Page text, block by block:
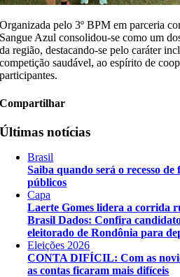
Organizada pelo 3º BPM em parceria
Sangue Azul consolidou-se como um
da região, destacando-se pelo caráter
competição saudável, ao espírito de
participantes.
Compartilhar
Últimas notícias
Brasil
Saiba quando será o recesso
públicos
Capa
Laerte Gomes lidera a corrida
Brasil Dados: Confira
eleitorado de Rondônia para
Eleições 2026
CONTA DIFÍCIL: Com as
as contas ficaram mais difíceis